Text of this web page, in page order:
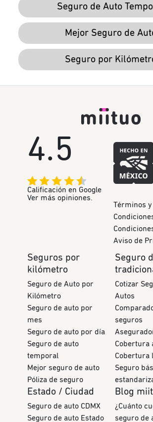
Seguro de Auto
Mejor Seguro de
Seguro por
4.5
Calificación en Google
Ver más opiniones.
Términos y
Aviso de
Seguros por
kilómetro
Seguro de Auto por
Kilómetro
Seguro de auto por
mes
Seguro de auto por día
Seguro de auto
temporal
Mejor seguro de auto
Póliza de seguro
Seguro
Cotizar
Autos
seguros
Cobertura
Cobertura
Seguro
Estado / Ciudad
Seguro de auto CDMX
Seguro de auto Estado
Blog
¿Cuánto
seguro de